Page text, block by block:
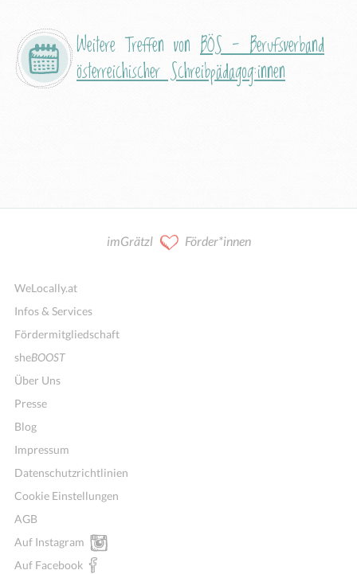
Weitere Treffen von BÖS - Berufsverband
österreichischer Schreibpädagog:innen
imGrätzl Förder*innen
WeLocally.at
Infos & Services
Fördermitgliedschaft
sheBOOST
Über Uns
Presse
Blog
Impressum
Datenschutzrichtlinien
Cookie Einstellungen
AGB
Auf Instagram
Auf Facebook